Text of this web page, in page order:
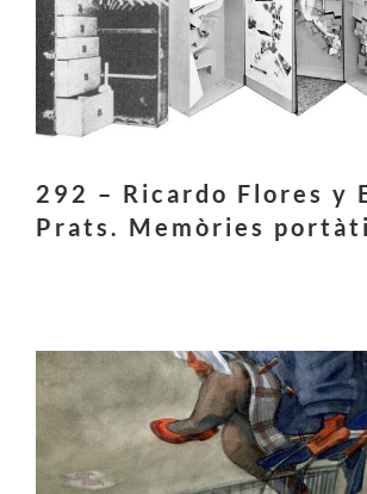
292 – Ricardo Flores y
Prats. Memòries